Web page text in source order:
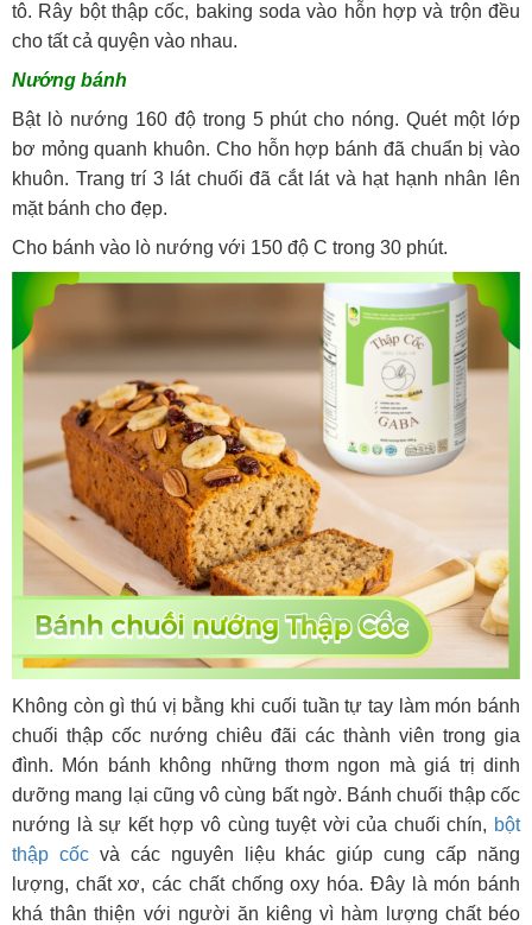
tô. Rây bột thập cốc, baking soda vào hỗn hợp và trộn đều
cho tất cả quyện vào nhau.
Nướng bánh
Bật lò nướng 160 độ trong 5 phút cho nóng. Quét một lớp
bơ mỏng quanh khuôn. Cho hỗn hợp bánh đã chuẩn bị vào
khuôn. Trang trí 3 lát chuối đã cắt lát và hạt hạnh nhân lên
mặt bánh cho đẹp.
Cho bánh vào lò nướng với 150 độ C trong 30 phút.
Không còn gì thú vị bằng khi cuối tuần tự tay làm món bánh
chuối thập cốc nướng chiêu đãi các thành viên trong gia
đình. Món bánh không những thơm ngon mà giá trị dinh
dưỡng mang lại cũng vô cùng bất ngờ. Bánh chuối thập cốc
nướng là sự kết hợp vô cùng tuyệt vời của chuối chín, bột
thập cốcvà các nguyên liệu khác giúp cung cấp năng
lượng, chất xơ, các chất chống oxy hóa. Đây là món bánh
khá thân thiện với người ăn kiêng vì hàm lượng chất béo